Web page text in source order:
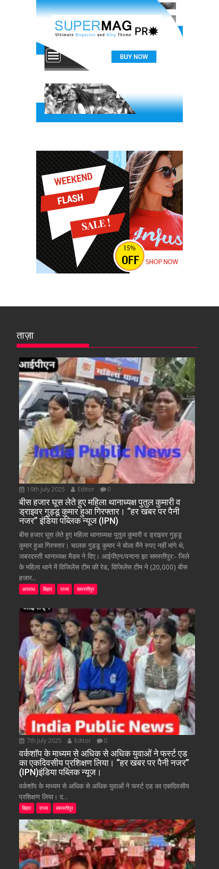
ताज़ा
19th July 2025 Editor 0
बीस हजार घूस लेते हुए महिला थानाध्यक्ष पुतुल कुमारी व
ड्राइवर गुड्डू कुमार हुआ गिरफ्तार। “हर खबर पर पैनी
नजर” इंडिया पब्लिक न्यूज (IPN)
बीस हजार घूस लेते हुए महिला थानाध्यक्ष पुतुल कुमारी व ड्राइवर गुड्डू
कुमार हुआ गिरफ्तार। चालक गुड्डू कुमार ने बोला मैंने रुपए नहीं मांगे थे,
जबरदस्ती थानाध्यक्ष मैडम ने दिए। आईपीएन/वन्दना झा समस्तीपुर:- जिले
के महिला थाने में विजिलेंस टीम की रेड, विजिलेंस टीम ने (20,000) बीस
हजार...
अपराध बिहार राज्य समस्तीपुर
7th July 2025 Editor 0
वर्कशॉप के माध्यम से अधिक से अधिक युवाओं ने फर्स्ट एड
का एकदिवसीय प्रशिक्षण लिया। “हर खबर पर पैनी नजर”
(IPN)इंडिया पब्लिक न्यूज।
वर्कशॉप के माध्यम से अधिक से अधिक युवाओं ने फर्स्ट एड का एकदिवसीय
प्रशिक्षण लिया। द...
बिहार राज्य समस्तीपुर